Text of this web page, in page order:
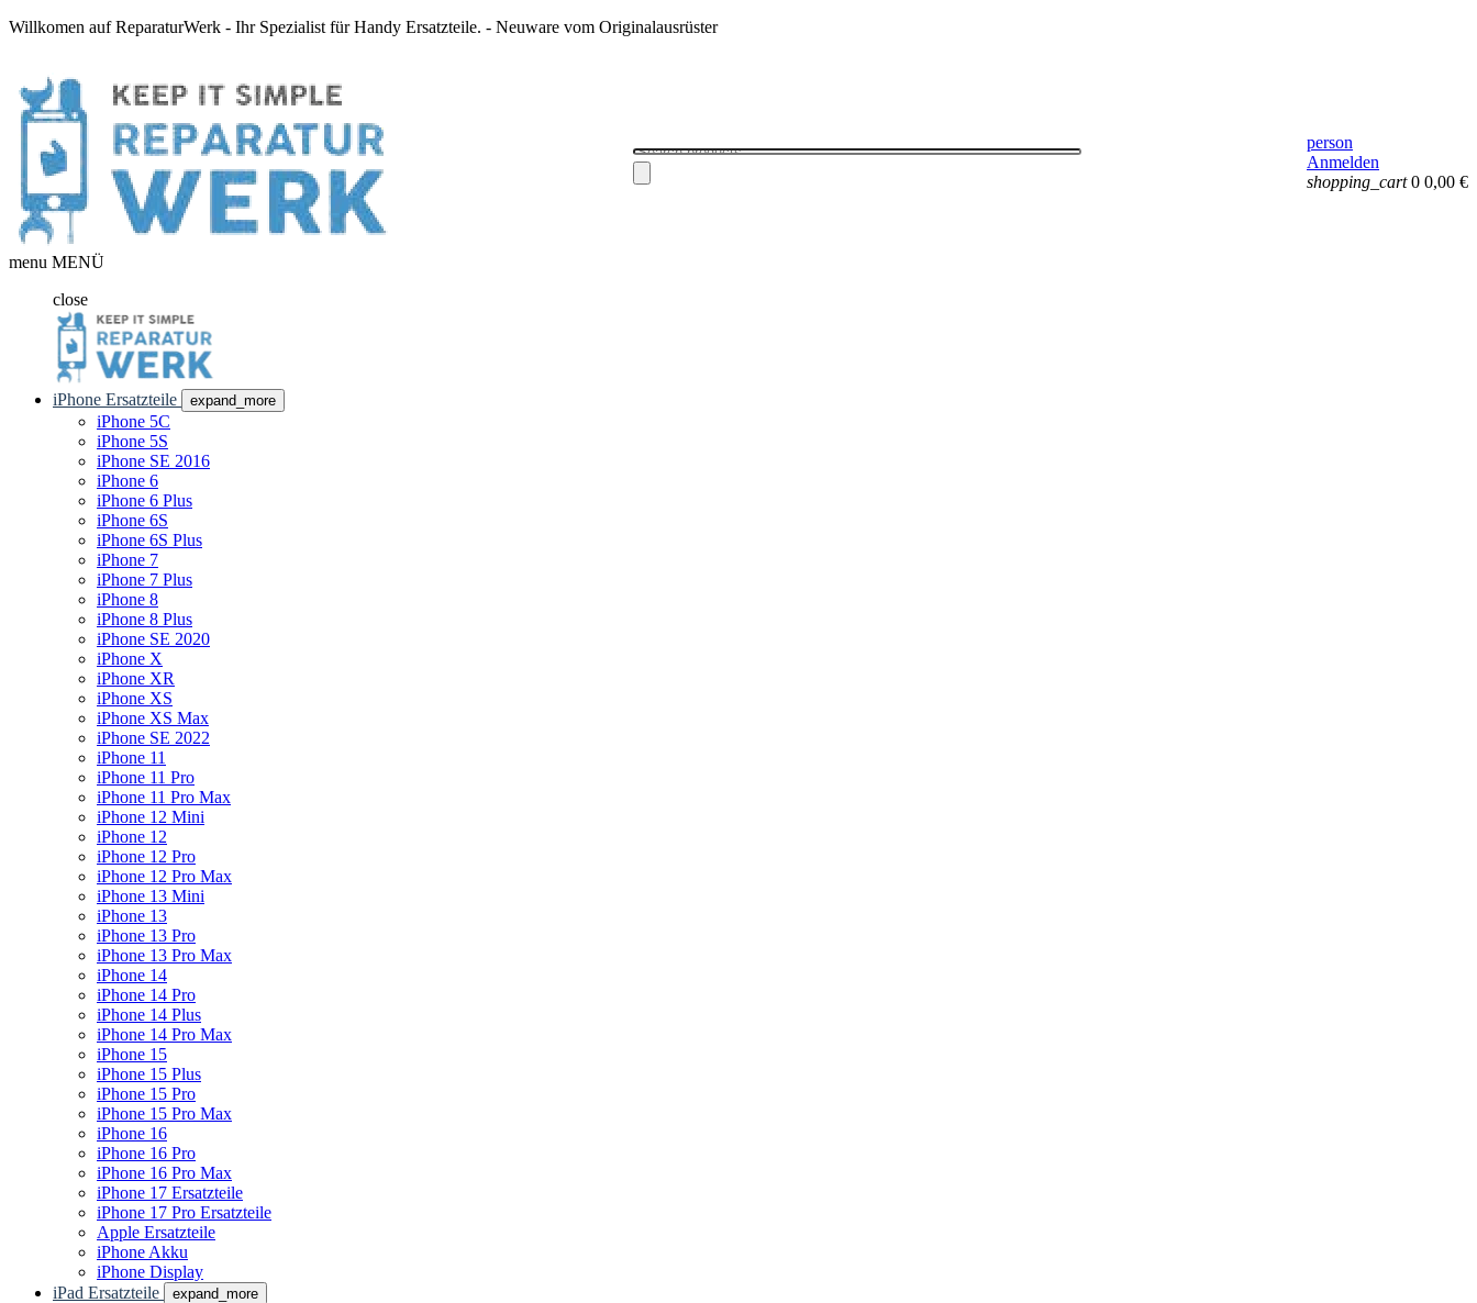
Willkomen auf ReparaturWerk - Ihr Spezialist für Handy Ersatzteile. - Neuware vom Originalausrüster
person
Anmelden
shopping_cart 0 0,00 €
menu MENÜ
close
iPhone Ersatzteile expand_more
iPhone 5C
iPhone 5S
iPhone SE 2016
iPhone 6
iPhone 6 Plus
iPhone 6S
iPhone 6S Plus
iPhone 7
iPhone 7 Plus
iPhone 8
iPhone 8 Plus
iPhone SE 2020
iPhone X
iPhone XR
iPhone XS
iPhone XS Max
iPhone SE 2022
iPhone 11
iPhone 11 Pro
iPhone 11 Pro Max
iPhone 12 Mini
iPhone 12
iPhone 12 Pro
iPhone 12 Pro Max
iPhone 13 Mini
iPhone 13
iPhone 13 Pro
iPhone 13 Pro Max
iPhone 14
iPhone 14 Pro
iPhone 14 Plus
iPhone 14 Pro Max
iPhone 15
iPhone 15 Plus
iPhone 15 Pro
iPhone 15 Pro Max
iPhone 16
iPhone 16 Pro
iPhone 16 Pro Max
iPhone 17 Ersatzteile
iPhone 17 Pro Ersatzteile
Apple Ersatzteile
iPhone Akku
iPhone Display
iPad Ersatzteile
expand_more